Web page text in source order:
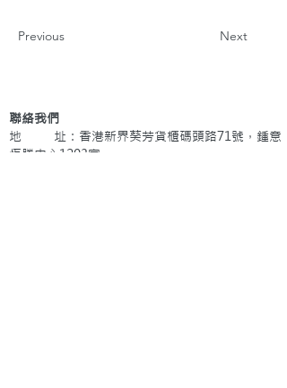
Previous Next
聯絡我們
地 址：香港新界葵芳貨櫃碼頭路71號，鍾意
恆勝中心1203室